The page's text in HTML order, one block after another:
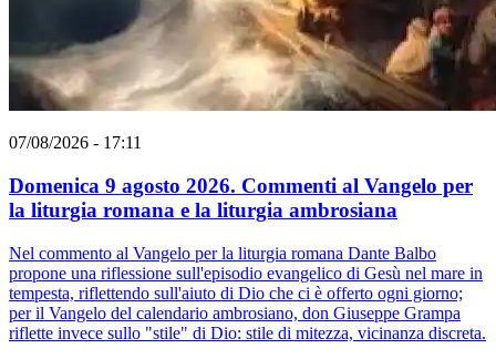
07/08/2026 - 17:11
Domenica 9 agosto 2026. Commenti al Vangelo per
la liturgia romana e la liturgia ambrosiana
Nel commento al Vangelo per la liturgia romana Dante Balbo
propone una riflessione sull'episodio evangelico di Gesù nel mare in
tempesta, riflettendo sull'aiuto di Dio che ci è offerto ogni giorno;
per il Vangelo del calendario ambrosiano, don Giuseppe Grampa
riflette invece sullo "stile" di Dio: stile di mitezza, vicinanza discreta.